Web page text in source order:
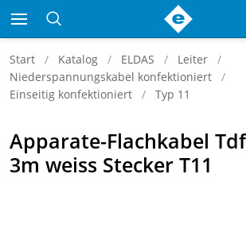
Start Katalog ELDAS
Leiter
Niederspannungskabel konfektioniert
Einseitig konfektioniert
Typ 11
Apparate-Flachkabel
3m weiss Stecker T11